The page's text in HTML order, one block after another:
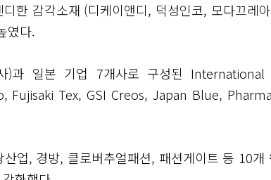
한 감각소재 (디케이앤디, 덕성인코, 모다끄레
였다.
)과 일본 기업 7개사로 구성된
Fujisaki Tex, GSI Creos, Japan Blue,
업, 경방, 클로버추얼패션, 패션게이트 등 10개